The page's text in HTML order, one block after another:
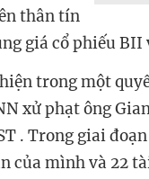
thân tín
giá cổ phiếu BII
trong một
xử phạt ông
. Trong giai
của mình và 22